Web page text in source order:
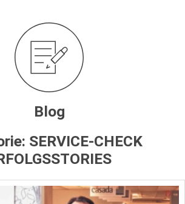
Blog
SERVICE-CHECK